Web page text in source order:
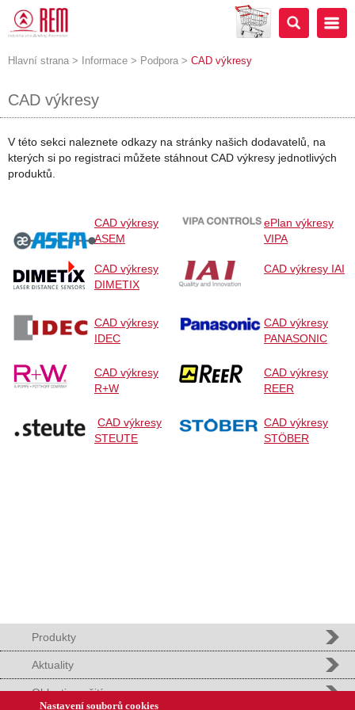
Hlavní strana > Informace > Podpora > CAD výkresy
CAD výkresy
V této sekci naleznete odkazy na stránky našich dodavatelů, na
kterých si po registraci můžete stáhnout CAD výkresy jednotlivých
produktů.
CAD výkresy
ASEM
ePlan výkresy
VIPA
CAD výkresy
DIMETIX
CAD výkresy IAI
CAD výkresy
IDEC
CAD výkresy
PANASONIC
CAD výkresy
R+W
CAD výkresy
REER
CAD výkresy
STEUTE
CAD výkresy
STÖBER
Produkty
Aktuality
Oblasti použití
Nastavení souborů cookies